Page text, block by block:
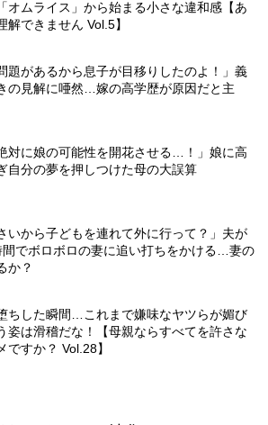
オムライス」から始まる小さな違和感【あ
解できません Vol.5】
題があるから息子が目移りしたのよ！」義
の見解に唖然…嫁の高学歴が原因だと主
対に娘の可能性を開花させる…！」娘に高
自分の夢を押しつけた母の大誤算
いから子どもを連れて外に行って？」夫が
間でボロボロの妻に追い打ちをかける…妻の
か？
ちした瞬間…これまで嫌味なヤツらが媚び
姿は滑稽だな！【母親ならすべてを許さな
ですか？ Vol.28】